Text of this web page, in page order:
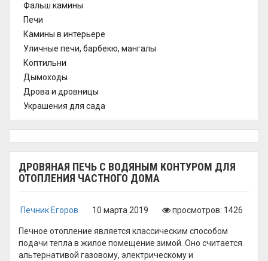
Фальш камины
Печи
Камины в интерьере
Уличные печи, барбекю, мангалы
Коптильни
Дымоходы
Дрова и дровницы
Украшения для сада
ДРОВЯНАЯ ПЕЧЬ С ВОДЯНЫМ КОНТУРОМ ДЛЯ
ОТОПЛЕНИЯ ЧАСТНОГО ДОМА
Печник Егоров 10 марта 2019 просмотров: 1426
Печное отопление является классическим способом
подачи тепла в жилое помещение зимой. Оно считается
альтернативой газовому, электрическому и